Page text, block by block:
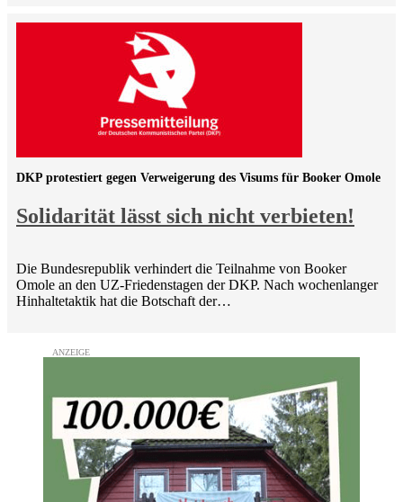
Solidarität lässt sich nicht verbieten!
DKP protestiert gegen Verweigerung des Visums für Booker Omole
Die Bundesrepublik verhindert die Teilnahme von Booker
Omole an den UZ-Friedenstagen der DKP. Nach wochenlanger
Hinhaltetaktik hat die Botschaft der…